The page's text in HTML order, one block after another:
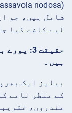
شامل ہیں، جو
لیے کاشت کیا
حقیقت 3:
ہیں۔
بیلیز ایک
کے منظر نامے
مندروں،